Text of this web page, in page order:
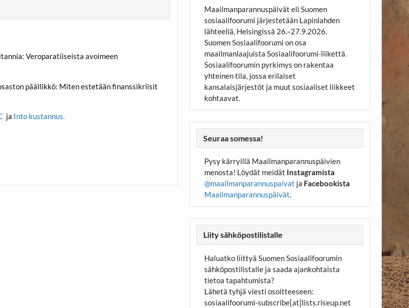
Veroparatiiseista avoimeen
päällikkö: Miten estetään finanssikriisit
ja Into kustannus.
Maailmanparannuspäivät eli Suomen
sosiaalifoorumi järjestetään Lapinlahden
lähteellä, Helsingissä 26.–27.9.2026.
Suomen Sosiaalifoorumi on osa
maailmanlaajuista Sosiaalifoorumi-liikettä.
Sosiaalifoorumin pyrkimys on rakentaa
yhteinen tila, jossa erilaiset
kansalaisjärjestöt ja muut sosiaaliset liikkeet
kohtaavat.
Seuraa somessa!
Pysy kärryillä Maailmanparannuspäivien
menosta! Löydät meidät Instagramista
@maailmanparannuspaivat ja Facebookista
Maailmanparannuspäivät.
Liity sähköpostilistalle
Haluatko liittyä Suomen Sosiaalifoorumin
sähköpostilistalle ja saada ajankohtaista
tietoa tapahtumista?
Lähetä tyhjä viesti osoitteeseen:
sosiaalifoorumi-subscribe[at]lists.riseup.net